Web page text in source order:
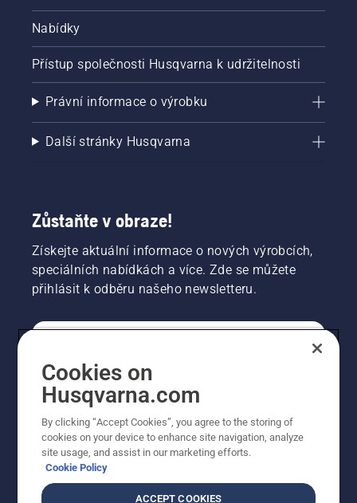
Nabídky
Přístup společnosti Husqvarna k udržitelnosti
Právní informace o výrobku
Další stránky Husqvarna
Zůstaňte v obraze!
Získejte aktuální informace o nových výrobcích,
speciálních nabídkách a více. Zde se můžete
přihlásit k odběru našeho newsletteru.
PROFESIONÁLNÍ
Cookies on
Husqvarna.com
By clicking “Accept Cookies”, you agree to the storing of
cookies on your device to enhance site navigation, analyze
site usage, and assist in our marketing efforts.
Cookie Policy
ACCEPT COOKIES